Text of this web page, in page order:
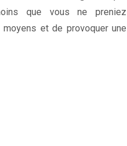
que vous ne preniez
et de provoquer une